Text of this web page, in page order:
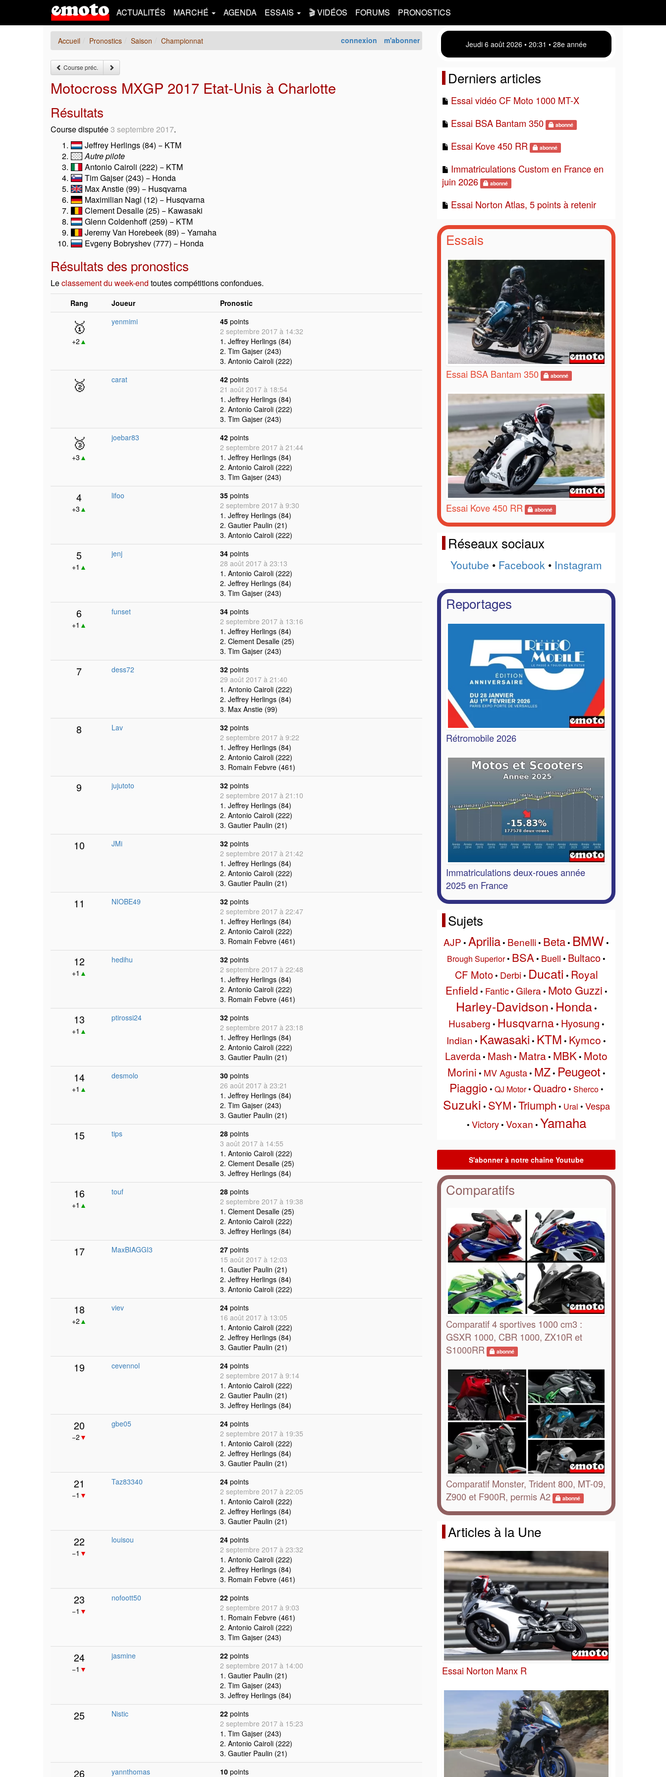
ACTUALITÉS MARCHÉ AGENDA ESSAIS 🎬 VIDÉOS FORUMS PRONOSTICS
connexion m'abonner
Accueil Pronostics Saison Championnat
Course préc.
Motocross MXGP 2017 Etat-Unis à Charlotte
Résultats
Course disputée3 septembre 2017.
Jeffrey Herlings (84) − KTM
Autre pilote
Antonio Cairoli (222) − KTM
Tim Gajser (243) − Honda
Max Anstie (99) − Husqvarna
Maximilian Nagl (12) − Husqvarna
Clement Desalle (25) − Kawasaki
Glenn Coldenhoff (259) − KTM
Jeremy Van Horebeek (89) − Yamaha
Evgeny Bobryshev (777) − Honda
Résultats des pronostics
Leclassement du week-end toutes compétitions confondues.
Rang Joueur Pronostic
🥇
+2 ▲
yenmimi 45 points
2 septembre 2017 à 14:32
1. Jeffrey Herlings (84)
2. Tim Gajser (243)
3. Antonio Cairoli (222)
🥈 carat 42 points
21 août 2017 à 18:54
1. Jeffrey Herlings (84)
2. Antonio Cairoli (222)
3. Tim Gajser (243)
🥉
+3 ▲
joebar83 42 points
2 septembre 2017 à 21:44
1. Jeffrey Herlings (84)
2. Antonio Cairoli (222)
3. Tim Gajser (243)
4
+3 ▲
lifoo 35 points
2 septembre 2017 à 9:30
1. Jeffrey Herlings (84)
2. Gautier Paulin (21)
3. Antonio Cairoli (222)
5
+1 ▲
jenj 34 points
28 août 2017 à 23:13
1. Antonio Cairoli (222)
2. Jeffrey Herlings (84)
3. Tim Gajser (243)
6
+1 ▲
funset 34 points
2 septembre 2017 à 13:16
1. Jeffrey Herlings (84)
2. Clement Desalle (25)
3. Tim Gajser (243)
7 dess72 32 points
29 août 2017 à 21:40
1. Antonio Cairoli (222)
2. Jeffrey Herlings (84)
3. Max Anstie (99)
8 Lav 32 points
2 septembre 2017 à 9:22
1. Jeffrey Herlings (84)
2. Antonio Cairoli (222)
3. Romain Febvre (461)
9 jujutoto 32 points
2 septembre 2017 à 21:10
1. Jeffrey Herlings (84)
2. Antonio Cairoli (222)
3. Gautier Paulin (21)
10 JMi 32 points
2 septembre 2017 à 21:42
1. Jeffrey Herlings (84)
2. Antonio Cairoli (222)
3. Gautier Paulin (21)
11 NIOBE49 32 points
2 septembre 2017 à 22:47
1. Jeffrey Herlings (84)
2. Antonio Cairoli (222)
3. Romain Febvre (461)
12
+1 ▲
hedihu 32 points
2 septembre 2017 à 22:48
1. Jeffrey Herlings (84)
2. Antonio Cairoli (222)
3. Romain Febvre (461)
13
+1 ▲
ptirossi24 32 points
2 septembre 2017 à 23:18
1. Jeffrey Herlings (84)
2. Antonio Cairoli (222)
3. Gautier Paulin (21)
14
+1 ▲
desmolo 30 points
26 août 2017 à 23:21
1. Jeffrey Herlings (84)
2. Tim Gajser (243)
3. Gautier Paulin (21)
15 tips 28 points
3 août 2017 à 14:55
1. Antonio Cairoli (222)
2. Clement Desalle (25)
3. Jeffrey Herlings (84)
16
+1 ▲
touf 28 points
2 septembre 2017 à 19:38
1. Clement Desalle (25)
2. Antonio Cairoli (222)
3. Jeffrey Herlings (84)
17 MaxBIAGGI3 27 points
15 août 2017 à 12:03
1. Gautier Paulin (21)
2. Jeffrey Herlings (84)
3. Antonio Cairoli (222)
18
+2 ▲
viev 24 points
16 août 2017 à 13:05
1. Antonio Cairoli (222)
2. Jeffrey Herlings (84)
3. Gautier Paulin (21)
19 cevennol 24 points
2 septembre 2017 à 9:14
1. Antonio Cairoli (222)
2. Gautier Paulin (21)
3. Jeffrey Herlings (84)
20
−2 ▼
gbe05 24 points
2 septembre 2017 à 19:35
1. Antonio Cairoli (222)
2. Jeffrey Herlings (84)
3. Gautier Paulin (21)
21
−1 ▼
Taz83340 24 points
2 septembre 2017 à 22:05
1. Antonio Cairoli (222)
2. Jeffrey Herlings (84)
3. Gautier Paulin (21)
22
−1 ▼
louisou 24 points
2 septembre 2017 à 23:32
1. Antonio Cairoli (222)
2. Jeffrey Herlings (84)
3. Romain Febvre (461)
23
−1 ▼
nofoott50 22 points
2 septembre 2017 à 9:03
1. Romain Febvre (461)
2. Antonio Cairoli (222)
3. Tim Gajser (243)
24
−1 ▼
jasmine 22 points
2 septembre 2017 à 14:00
1. Gautier Paulin (21)
2. Tim Gajser (243)
3. Jeffrey Herlings (84)
25 Nistic 22 points
2 septembre 2017 à 15:23
1. Tim Gajser (243)
2. Antonio Cairoli (222)
3. Gautier Paulin (21)
26 yannthomas 10 points
Jeudi 6 août 2026 • 20:31 • 28e année
Derniers articles
Essai vidéo CF Moto 1000 MT-X
Essai BSA Bantam 350
abonné
Essai Kove 450 RR abonné
Immatriculations Custom en France en
juin 2026
abonné
Essai Norton Atlas, 5 points à retenir
Essais
Essai BSA Bantam 350 abonné
Essai Kove 450 RR abonné
Réseaux sociaux
Youtube • Facebook • Instagram
Reportages
Rétromobile 2026
Immatriculations deux-roues année
2025 en France
Sujets
AJP • Aprilia• Benelli• Beta• BMW •
Brough Superior• BSA • Buell • Bultaco•
CF Moto• Derbi • Ducati • Royal
Enfield • Fantic• Gilera • Moto Guzzi •
Harley-Davidson • Honda•
Husaberg • Husqvarna• Hyosung •
Indian • Kawasaki • KTM • Kymco •
Laverda• Mash • Matra• MBK • Moto
Morini • MV Agusta• MZ• Peugeot •
Piaggio • QJ Motor• Quadro• Sherco•
Suzuki • SYM • Triumph • Ural • Vespa
• Victory• Voxan • Yamaha
Comparatifs
Comparatif 4 sportives 1000 cm3 :
GSXR 1000, CBR 1000, ZX10R et
S1000RR
abonné
Comparatif Monster, Trident 800, MT-09,
Z900 et F900R, permis A2
abonné
Articles à la Une
Essai Norton Manx R